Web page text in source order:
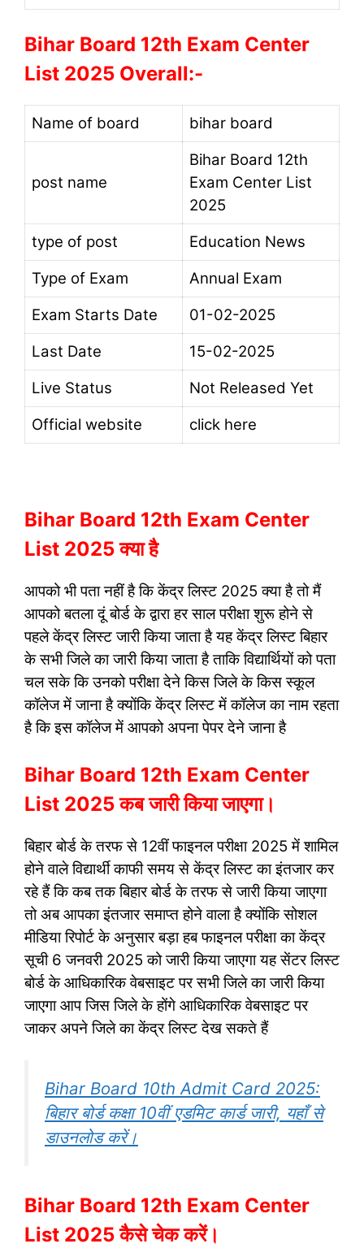
Bihar Board 12th Exam Center
List 2025 Overall:-
Name of board bihar board
post name
Bihar Board 12th
Exam Center List
2025
type of post
Education News
Type of Exam
Annual Exam
Exam Starts Date
01-02-2025
Last Date
15-02-2025
Live Status
Not Released Yet
Official website
click here
Bihar Board 12th Exam Center
List 2025 क्या है
आपको भी पता नहीं है कि केंद्र लिस्ट 2025 क्या है तो मैं
आपको बतला दूं बोर्ड के द्वारा हर साल परीक्षा शुरू होने से
पहले केंद्र लिस्ट जारी किया जाता है यह केंद्र लिस्ट बिहार
के सभी जिले का जारी किया जाता है ताकि विद्यार्थियों को पता
चल सके कि उनको परीक्षा देने किस जिले के किस स्कूल
कॉलेज में जाना है क्योंकि केंद्र लिस्ट में कॉलेज का नाम रहता
है कि इस कॉलेज में आपको अपना पेपर देने जाना है
Bihar Board 12th Exam Center
List 2025 कब जारी किया जाएगा।
बिहार बोर्ड के तरफ से 12वीं फाइनल परीक्षा 2025 में शामिल
होने वाले विद्यार्थी काफी समय से केंद्र लिस्ट का इंतजार कर
रहे हैं कि कब तक बिहार बोर्ड के तरफ से जारी किया जाएगा
तो अब आपका इंतजार समाप्त होने वाला है क्योंकि सोशल
मीडिया रिपोर्ट के अनुसार बड़ा हब फाइनल परीक्षा का केंद्र
सूची 6 जनवरी 2025 को जारी किया जाएगा यह सेंटर लिस्ट
बोर्ड के आधिकारिक वेबसाइट पर सभी जिले का जारी किया
जाएगा आप जिस जिले के होंगे आधिकारिक वेबसाइट पर
जाकर अपने जिले का केंद्र लिस्ट देख सकते हैं
Bihar Board 10th Admit Card 2025:
बिहार बोर्ड कक्षा 10वीं एडमिट कार्ड जारी, यहाँ से
डाउनलोड करें।
Bihar Board 12th Exam Center
List 2025 कैसे चेक करें।